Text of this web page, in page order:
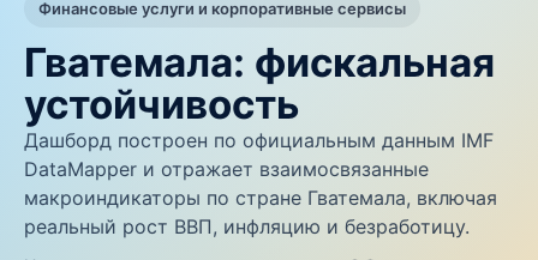
Финансовые услуги и корпоративные сервисы
Гватемала: фискальная
устойчивость
Дашборд построен по официальным данным IMF
DataMapper и отражает взаимосвязанные
макроиндикаторы по стране Гватемала, включая
реальный рост ВВП, инфляцию и безработицу.